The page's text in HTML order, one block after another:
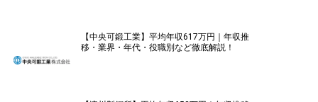
【中央可鍛工業】平均年収617万円｜年収推
移・業界・年代・役職別など徹底解説！